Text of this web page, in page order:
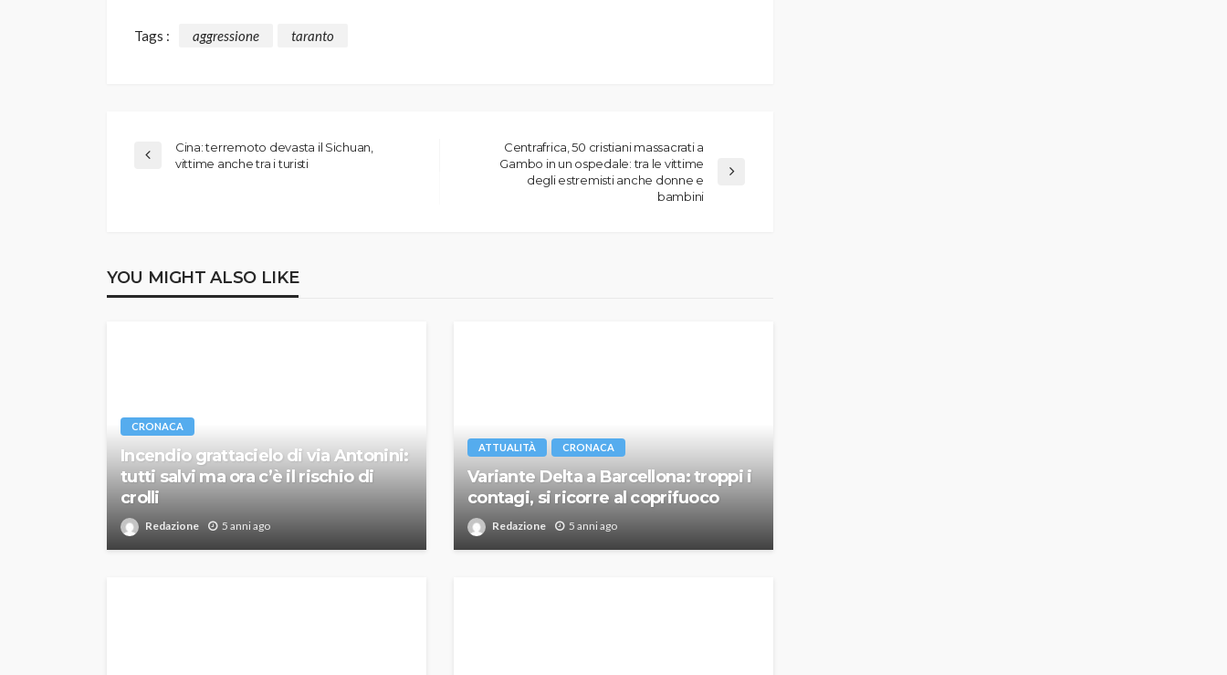
Tags : aggressione taranto
Cina: terremoto devasta il Sichuan,
vittime anche tra i turisti
Centrafrica, 50 cristiani massacrati a
Gambo in un ospedale: tra le vittime
degli estremisti anche donne e
bambini
YOU MIGHT ALSO LIKE
CRONACA
Incendio grattacielo di via Antonini:
tutti salvi ma ora c’è il rischio di
crolli
Redazione 5 anni ago
ATTUALITÀ CRONACA
Variante Delta a Barcellona: troppi i
contagi, si ricorre al coprifuoco
Redazione 5 anni ago